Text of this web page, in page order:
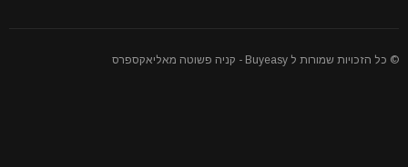
© כל הזכויות שמורות ל Buyeasy - קניה פשוטה מאליאקספרס